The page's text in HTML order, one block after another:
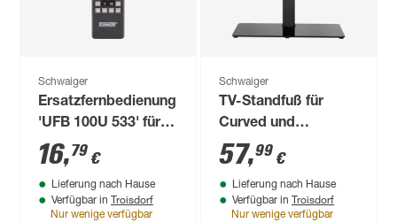
Schwaiger
Ersatzfernbedienung
'UFB 100U 533' für
TV-Geräte von LG,
Samsung, Sony,
Panasonic, Philips
16,79 €
Lieferung nach Hause
Verfügbar in Troisdorf
Nur wenige verfügbar
Schwaiger
TV-Standfuß für
Curved und
Flachbildschirm
37"-70" bis 40 kg
57,99 €
Lieferung nach Hause
Verfügbar in Troisdorf
Nur wenige verfügbar